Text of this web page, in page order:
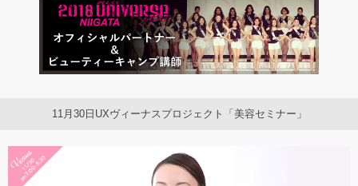
11月30日UXヴィーナスプロジェクト「美容セミナー」